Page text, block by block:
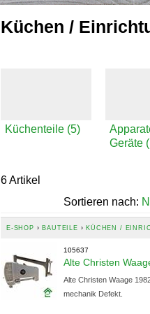
Küchen /
Küchenteile (5)
Geräte
6 Artikel
Sortieren nach:
E-SHOP › BAUTEILE › KÜCHEN /
105637
Alte Christen
Alte Christen Waage
mechanik Defekt.